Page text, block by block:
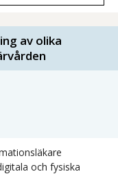
av olika
och fysiska